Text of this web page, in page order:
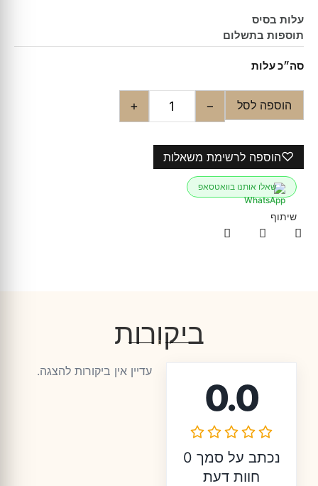
עלות בסיס
תוספות בתשלום
סה״כ עלות
−
+ הוספה לסל
♡הוספה לרשימת משאלות
שאלו אותנו בוואטסאפ
שיתוף
ביקורות
0.0
נכתב על סמך 0
חוות דעת
עדיין אין ביקורות להצגה.